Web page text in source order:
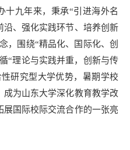
十九年来，秉承“引进海外名
、强化实践环节、培养创新
，围绕“精品化、国际化、创
“理论与实践并重，创新与传
研究型大学优势，暑期学校
为山东大学深化教育教学改
国际校际交流合作的一张亮